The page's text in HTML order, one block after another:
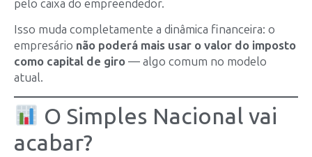
pelo caixa do empreendedor.
Isso muda completamente a dinâmica financeira: o
empresário não poderá mais usar o valor do imposto
como capital de giro — algo comum no modelo
atual.
O Simples Nacional vai
acabar?